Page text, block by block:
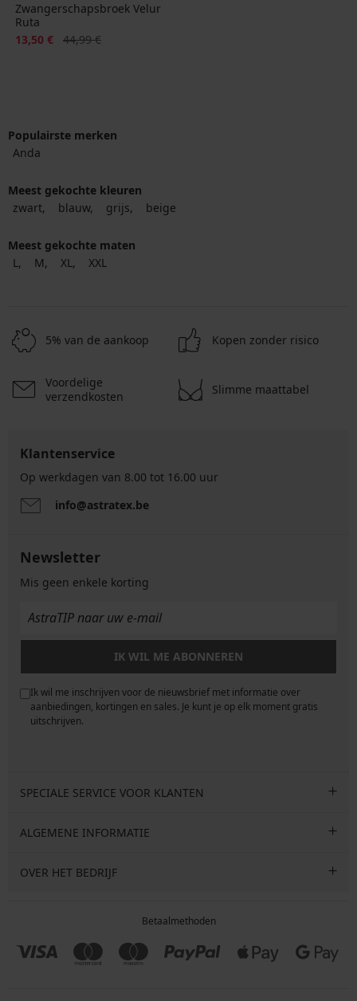
Zwangerschapsbroek Velur
Ruta
Korting
13,50 € Oorspronkelijke prijs
44,99 €
Populairste merken
Anda
Meest gekochte kleuren
zwart
blauw grijs beige
Meest gekochte maten
L
M XL XXL
5% van de aankoop Kopen zonder risico
Voordelige
verzendkosten
Slimme maattabel
Klantenservice
Op werkdagen van 8.00 tot 16.00 uur
info@astratex.be
Newsletter
Mis geen enkele korting
IK WIL ME ABONNEREN
Ik wil me inschrijven voor de nieuwsbrief met informatie over
aanbiedingen, kortingen en sales. Je kunt je op elk moment gratis
uitschrijven.
SPECIALE SERVICE VOOR KLANTEN
ALGEMENE INFORMATIE
OVER HET BEDRIJF
Betaalmethoden